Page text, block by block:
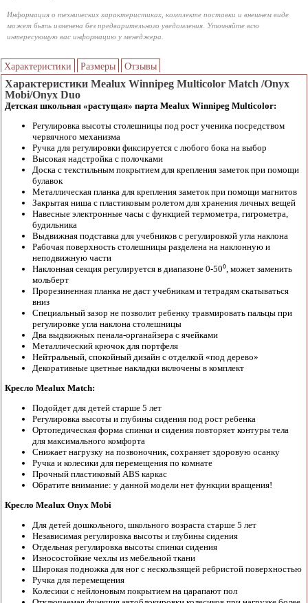
Информация о технических характеристиках, комплекте поставки и внешнем виде
может быть изменена без предварительного уведомления. Уточняйте всю
интересующую вас информацию у менеджера.
Характеристики Размеры Отзывы
Характеристики Mealux Winnipeg Multicolor Match /Onyx
Mobi/Onyx Duo
Детская школьная «растущая» парта Mealux Winnipeg Multicolor:
Регулировка высоты столешницы под рост ученика посредством
червячного механизма
Ручка для регулировки фиксируется с любого бока на выбор
Высокая надстройка с полочками
Доска с текстильным покрытием для крепления заметок при помощи
булавок
Металлическая планка для крепления заметок при помощи магнитов
Закрытая ниша с пластиковым ролетом для хранения личных вещей
Навесные электронные часы с функцией термометра, гигрометра,
будильника
Выдвижная подставка для учебников с регулировкой угла наклона
Рабочая поверхность столешницы разделена на наклонную и
неподвижную части
Наклонная секция регулируется в диапазоне 0-50⁰, может заменить
мольберт
Прорезиненная планка не даст учебникам и тетрадям скатываться
вниз
Специальный зазор не позволит ребенку травмировать пальцы при
регулировке угла наклона столешницы
Два выдвижных пенала-органайзера с ячейками
Металлический крючок для портфеля
Нейтральный, спокойный дизайн с отделкой «под дерево»
Декоративные цветные накладки включены в комплект
Кресло Mealux Match:
Подойдет для детей старше 5 лет
Регулировка высоты и глубины сидения под рост ребенка
Ортопедическая форма спинки и сидения повторяет контуры тела
для максимального комфорта
Снижает нагрузку на позвоночник, сохраняет здоровую осанку
Ручка и колесики для перемещения по комнате
Прочный пластиковый ABS каркас
Обратите внимание: у данной модели нет функции вращения!
Кресло Mealux Onyx Mobi
Для детей дошкольного, школьного возраста старше 5 лет
Независимая регулировка высоты и глубины сидения
Отдельная регулировка высоты спинки сидения
Износостойкие чехлы из мебельной ткани
Широкая подножка для ног с нескользящей ребристой поверхностью
Ручка для перемещения
Колесики с нейлоновым покрытием на царапают пол